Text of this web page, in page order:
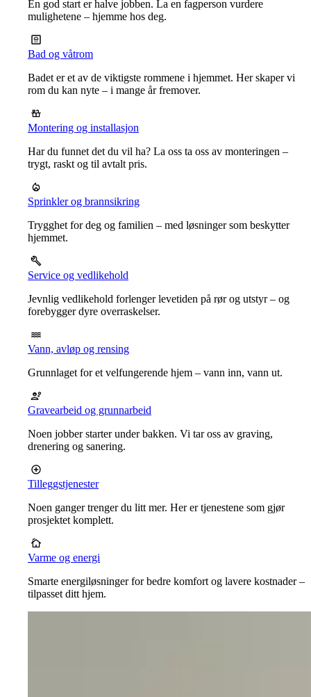
En god start er halve jobben. La en fagperson vurdere
mulighetene – hjemme hos deg.
Bad og våtrom
Badet er et av de viktigste rommene i hjemmet. Her skaper vi
rom du kan nyte – i mange år fremover.
Montering og installasjon
Har du funnet det du vil ha? La oss ta oss av monteringen –
trygt, raskt og til avtalt pris.
Sprinkler og brannsikring
Trygghet for deg og familien – med løsninger som beskytter
hjemmet.
Service og vedlikehold
Jevnlig vedlikehold forlenger levetiden på rør og utstyr – og
forebygger dyre overraskelser.
Vann, avløp og rensing
Grunnlaget for et velfungerende hjem – vann inn, vann ut.
Gravearbeid og grunnarbeid
Noen jobber starter under bakken. Vi tar oss av graving,
drenering og sanering.
Tilleggstjenester
Noen ganger trenger du litt mer. Her er tjenestene som gjør
prosjektet komplett.
Varme og energi
Smarte energiløsninger for bedre komfort og lavere kostnader –
tilpasset ditt hjem.